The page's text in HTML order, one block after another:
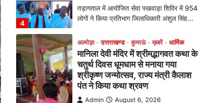
1
में आयोजित श्रीमद्भागवत कथा के चतुर्थ दिवस
गुरुवार को…
अल्मोड़ा उत्तराखण्ड कुमाऊं ख़बरें
रानीखेत में शिक्षा-स्वास्थ्य व्यवस्था पर
फूटा कांग्रेस का गुस्सा, मंत्री और
सरकार का पुतला फूंका
Admin August 6, 2026